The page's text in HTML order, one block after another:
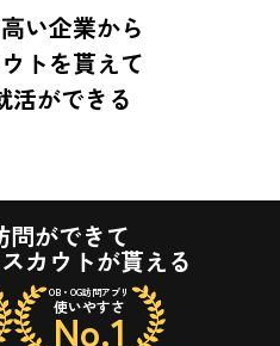
い企業から
トを貰えて
活ができる
問ができて
カウトが貰える
OB・OG訪問アプリ
使いやすさ
No.1